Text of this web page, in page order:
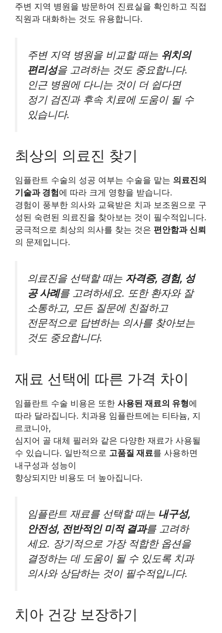
주변 지역 병원을 방문하여 진료실을 확인하고 직접
직원과 대화하는 것도 유용합니다.
주변 지역 병원을 비교할 때는 위치의
편리성을 고려하는 것도 중요합니다.
인근 병원에 다니는 것이 더 쉽다면
정기 검진과 후속 치료에 도움이 될 수
있습니다.
최상의 의료진 찾기
임플란트 수술의 성공 여부는 수술을 맡는 의료진의
기술과 경험에 따라 크게 영향을 받습니다.
경험이 풍부한 의사와 교육받은 치과 보조원으로 구
성된 숙련된 의료진을 찾아보는 것이 필수적입니다.
궁극적으로 최상의 의사를 찾는 것은 편안함과 신뢰
의 문제입니다.
의료진을 선택할 때는 자격증, 경험, 성
공 사례를 고려하세요. 또한 환자와 잘
소통하고, 모든 질문에 친절하고
전문적으로 답변하는 의사를 찾아보는
것도 중요합니다.
재료 선택에 따른 가격 차이
임플란트 수술 비용은 또한 사용된 재료의 유형에
따라 달라집니다. 치과용 임플란트에는 티타늄, 지
르코니아,
심지어 골 대체 필러와 같은 다양한 재료가 사용될
수 있습니다. 일반적으로 고품질 재료를 사용하면
내구성과 성능이
향상되지만 비용도 더 높아집니다.
임플란트 재료를 선택할 때는 내구성,
안전성, 전반적인 미적 결과를 고려하
세요. 장기적으로 가장 적합한 옵션을
결정하는 데 도움이 될 수 있도록 치과
의사와 상담하는 것이 필수적입니다.
치아 건강 보장하기